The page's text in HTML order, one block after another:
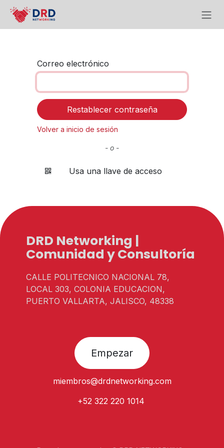
Ir al contenido
Correo electrónico
Restablecer contraseña
Volver a inicio de sesión
- o -
Usa una llave de acceso
DRD Networking |
Comunidad y Consultoría
Empezar
CALLE POLITECNICO NACIONAL 78,
LOCAL 303, COLONIA EDUCACION,
PUERTO VALLARTA, JALISCO, 48338
miembros@drdnetworking.com
+52 322 220 1014